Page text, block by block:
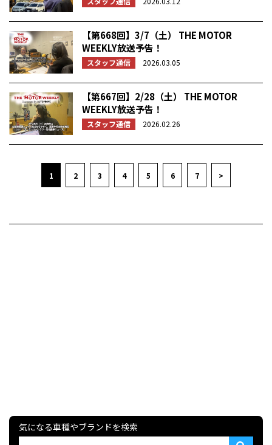
【第668回】3/7（土） THE MOTOR
WEEKLY放送予告！
スタッフ通信 2026.03.05
【第667回】2/28（土） THE MOTOR
WEEKLY放送予告！
スタッフ通信 2026.02.26
1 2 3 4 5 6 7 >
気になる車種やブランドを検索